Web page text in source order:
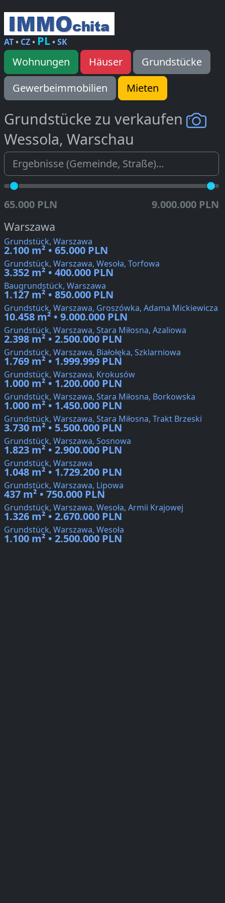
AT• CZ• PL•SK
Wohnungen Häuser
Grundstücke
Gewerbeimmobilien
Mieten
Grundstücke zu verkaufen
Wessola, Warschau
65.000 PLN 9.000.000 PLN
Warszawa
Grundstück, Warszawa
2.100 m² • 65.000 PLN
Grundstück, Warszawa, Wesoła, Torfowa
3.352 m² • 400.000 PLN
Baugrundstück, Warszawa
1.127 m² • 850.000 PLN
Grundstück, Warszawa, Groszówka, Adama Mickiewicza
10.458 m² • 9.000.000 PLN
Grundstück, Warszawa, Stara Miłosna, Azaliowa
2.398 m² • 2.500.000 PLN
Grundstück, Warszawa, Białołęka, Szklarniowa
1.769 m² • 1.999.999 PLN
Grundstück, Warszawa, Krokusów
1.000 m² • 1.200.000 PLN
Grundstück, Warszawa, Stara Miłosna, Borkowska
1.000 m² • 1.450.000 PLN
Grundstück, Warszawa, Stara Miłosna, Trakt Brzeski
3.730 m² • 5.500.000 PLN
Grundstück, Warszawa, Sosnowa
1.823 m² • 2.900.000 PLN
Grundstück, Warszawa
1.048 m² • 1.729.200 PLN
Grundstück, Warszawa, Lipowa
437 m² • 750.000 PLN
Grundstück, Warszawa, Wesoła, Armii Krajowej
1.326 m² • 2.670.000 PLN
Grundstück, Warszawa, Wesoła
1.100 m² • 2.500.000 PLN